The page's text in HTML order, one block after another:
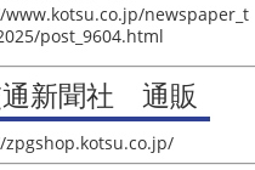
newspaper_t
post_9604.html
新聞社 通販